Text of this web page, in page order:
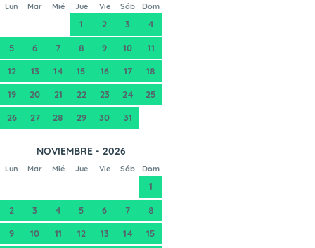
Lun Mar Mié Jue Vie Sáb Dom
1 2 3 4
5 6 7 8 9 10 11
12 13 14 15 16 17 18
19 20 21 22 23 24 25
26 27 28 29 30 31
NOVIEMBRE - 2026
Lun Mar Mié Jue Vie Sáb Dom
1
2 3 4 5 6 7 8
9 10 11 12 13 14 15